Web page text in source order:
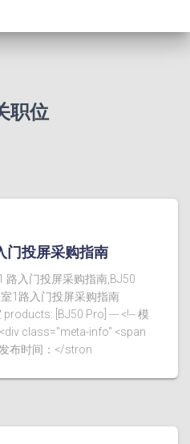
职位
门投屏采购指南
路入门投屏采购指南,BJ50
1路入门投屏采购指南
[BJ50 Pro] --- <!-- 模
class="meta-info" <span
布时间：</stron